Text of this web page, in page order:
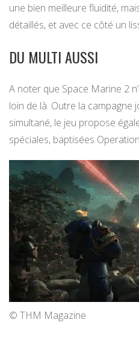
une bien meilleure fluidité,
détaillés, et avec ce côté un
DU MULTI AUSSI
A noter que Space Marine 2
loin de là. Outre la campagne
simultané, le jeu propose
spéciales, baptisées
© THM Magazine